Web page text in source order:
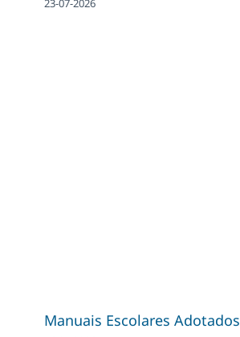
23-07-2026
Manuais Escolares Adotados